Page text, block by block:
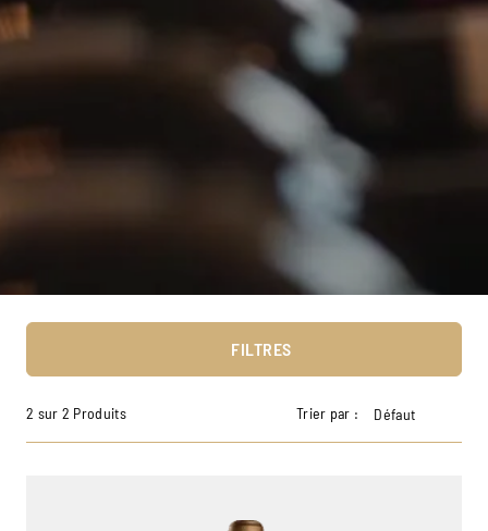
FILTRES
2 sur 2 Produits Trier par : Défaut